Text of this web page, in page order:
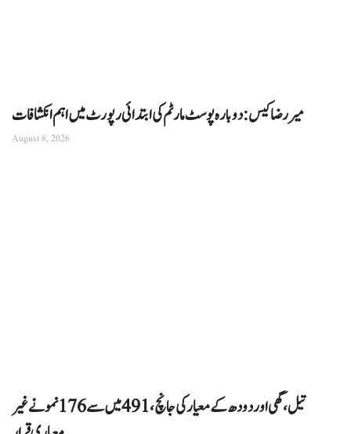
میر رضا کیس: دوبارہ پوسٹ مارٹم کی ابتدائی رپورٹ میں اہم انکشافات
August 8, 2026
تیل، گھی اور دودھ کے معیار کی جانچ، 491 میں سے 176 نمونے غیر